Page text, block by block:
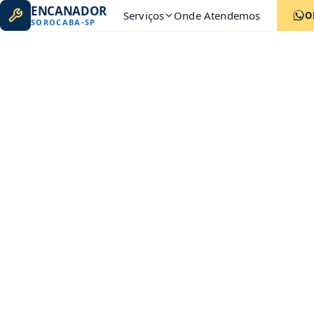
ENCANADOR
SOROCABA-SP Serviços Onde Atendemos